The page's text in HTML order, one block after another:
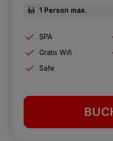
1 Person max.
SPA
Gratis Wifi
Safe